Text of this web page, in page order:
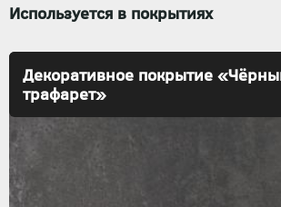
Используется в покрытиях
Декоративное покрытие
трафарет»